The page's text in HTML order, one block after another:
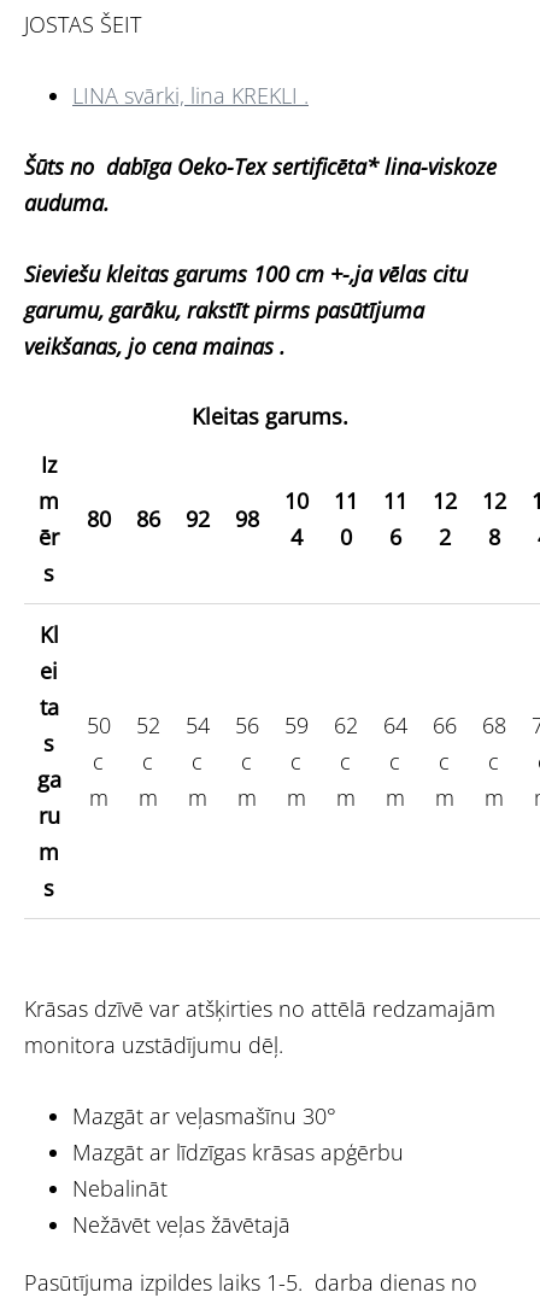
JOSTAS ŠEIT
LINA svārki, lina KREKLI .
Šūts no dabīga Oeko-Tex sertificēta* lina-viskoze
auduma.
Sieviešu kleitas garums 100 cm +-,ja vēlas citu
garumu, garāku, rakstīt pirms pasūtījuma
veikšanas, jo cena mainas .
Kleitas garums.
Iz
m
ēr
s
80 86 92 98
10
4
11
0
11
6
12
2
12
8
Kl
ei
ta
s
ga
ru
m
s
50
c
m
52
c
m
54
c
m
56
c
m
59
c
m
62
c
m
64
c
m
66
c
m
68
c
m
Krāsas dzīvē var atšķirties no attēlā redzamajām
monitora uzstādījumu dēļ.
Mazgāt ar veļasmašīnu 30°
Mazgāt ar līdzīgas krāsas apģērbu
Nebalināt
Nežāvēt veļas žāvētajā
Pasūtījuma izpildes laiks 1-5. darba dienas no